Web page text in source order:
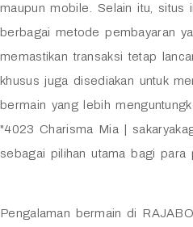
maupun mobile. Selain itu, situs
berbagai metode pembayaran
memastikan transaksi tetap
khusus juga disediakan untuk
bermain yang lebih
"4023 Charisma Mia |
sebagai pilihan utama bagi para
Pengalaman bermain di